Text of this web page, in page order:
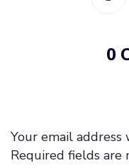
0
Your email
Required fields are